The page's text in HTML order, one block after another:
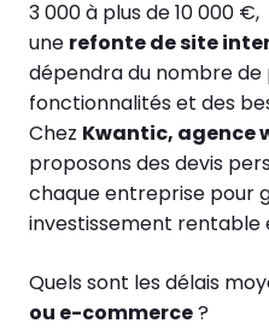
3 000 à plus de 10 000 €,
une refonte de site
dépendra du nombre de
fonctionnalités et des
Chez Kwantic, agence
proposons des devis
chaque entreprise pour
investissement rentable
Quels sont les délais
ou e-commerce?